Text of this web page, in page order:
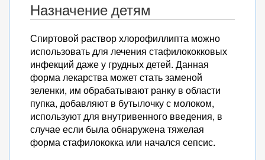
Назначение детям
Спиртовой раствор хлорофиллипта можно
использовать для лечения стафилококковых
инфекций даже у грудных детей. Данная
форма лекарства может стать заменой
зеленки, им обрабатывают ранку в области
пупка, добавляют в бутылочку с молоком,
используют для внутривенного введения, в
случае если была обнаружена тяжелая
форма стафилококка или начался сепсис.